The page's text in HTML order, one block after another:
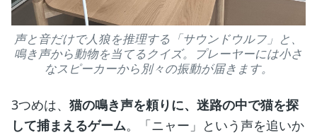
声と音だけで人狼を推理する「サウンドウルフ」と、
鳴き声から動物を当てるクイズ。プレーヤーには小さ
なスピーカーから別々の振動が届きます。
3つめは、 猫の鳴き声を頼りに、迷路の中で猫を探
して捕まえるゲーム。「ニャー」という声を追いか